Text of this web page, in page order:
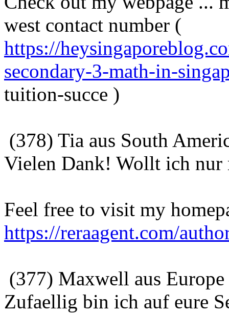
west contact number (
https://
secondary-3-math-in-
tuition-succe )
(378) Tia aus South
Vielen Dank! Wollt ich nur
Feel free to visit my
https://reraagent.com/
(377) Maxwell aus
Zufaellig bin ich auf eure